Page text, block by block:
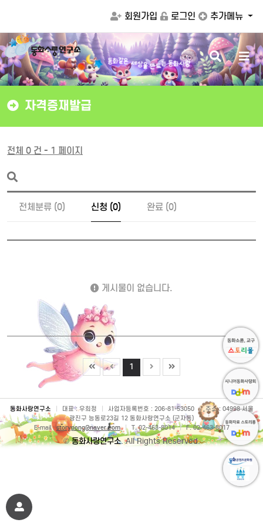
회원가입 로그인 추가메뉴
동화같은 세상을 만드는 동화사랑
검
색
버
튼
메
뉴
버
튼
자격증재발급
전체 0 건 - 1 페이지
전체분류 (0) 신청 (0) 완료 (0)
게시물이 없습니다.
1
동화사랑연구소 대표 : 우희정 사업자등록번호 : 206-81-53050 |
주소 : 04998 서울
광진구 능동로23길 12 동화사랑연구소 (군자동)
E-mail : storypong@naver.com | T. 02-463-8014 | F. 02-463-8017
©동화사랑연구소. All Rights Reserved.